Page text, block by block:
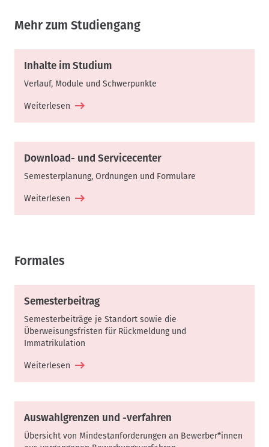
Mehr zum Studiengang
Inhalte im Studium
Verlauf, Module und Schwerpunkte
Weiterlesen
Download- und Servicecenter
Semesterplanung, Ordnungen und Formulare
Weiterlesen
Formales
Semesterbeitrag
Semesterbeiträge je Standort sowie die
Überweisungsfristen für Rückmeldung und
Immatrikulation
Weiterlesen
Auswahlgrenzen und -verfahren
Übersicht von Mindestanforderungen an Bewerber*innen